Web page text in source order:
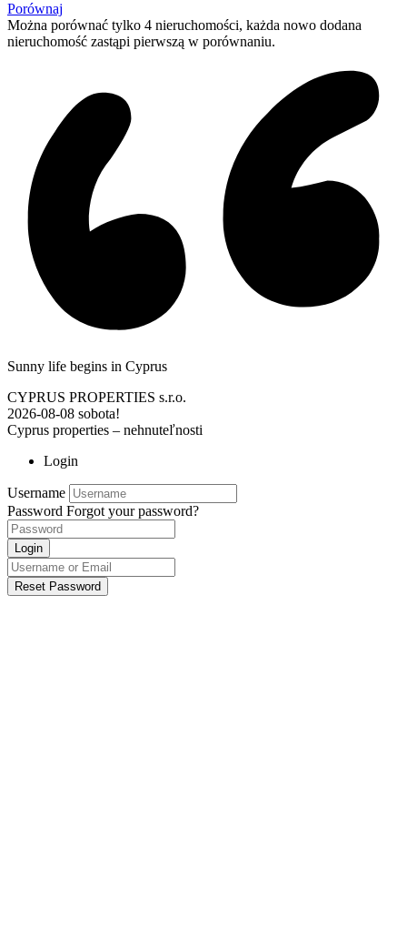
Porównaj
Można porównać tylko 4 nieruchomości, każda nowo dodana
nieruchomość zastąpi pierwszą w porównaniu.
Sunny life begins in Cyprus
CYPRUS PROPERTIES s.r.o.
2026-08-08 sobota!
Cyprus properties – nehnuteľnosti
Login
Username
Password Forgot your password?
Login
Reset Password